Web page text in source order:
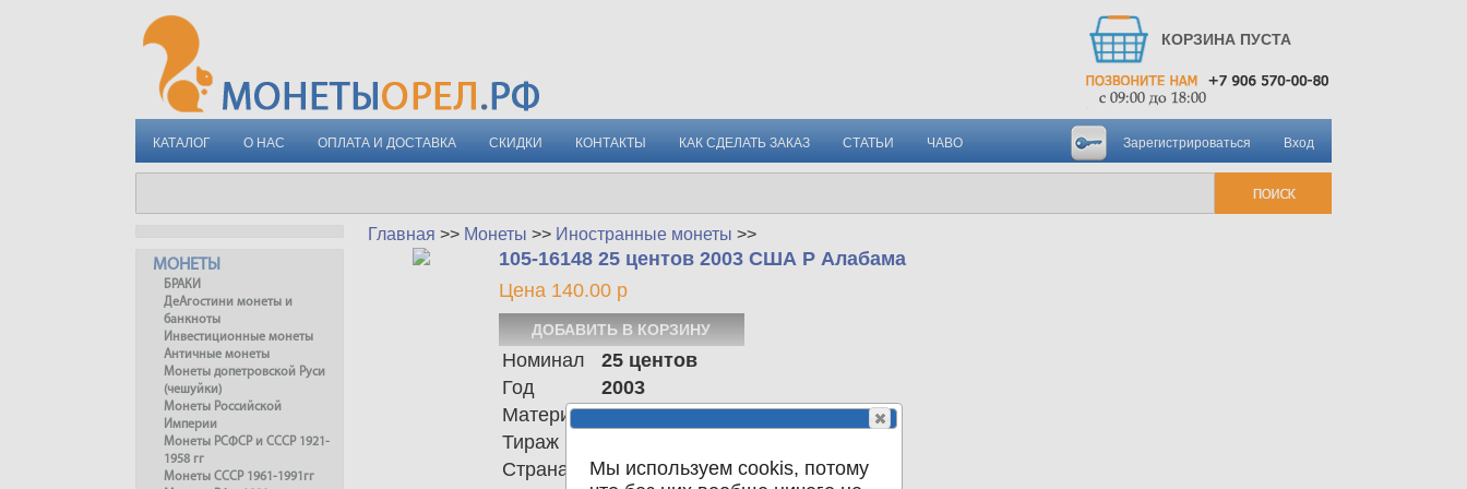
КОРЗИНА ПУСТА
КАТАЛОГ О НАС ОПЛАТА И ДОСТАВКА СКИДКИ КОНТАКТЫ КАК СДЕЛАТЬ ЗАКАЗ СТАТЬИ ЧАВО Вход
Зарегистрироваться
МОНЕТЫ
БРАКИ
ДеАгостини монеты и
банкноты
Инвестиционные монеты
Античные монеты
Монеты допетровской Руси
(чешуйки)
Монеты Российской
Империи
Монеты РСФСР и СССР 1921-
1958 гг
Монеты СССР 1961-1991гг
Главная >> Монеты >> Иностранные монеты >>
105-16148 25 центов 2003 США P Алабама
Цена 140.00 р
Номинал
25 центов
Год
2003
Материал Cu-Ni
Тираж
Страна
США
Мы используем cookis, потому